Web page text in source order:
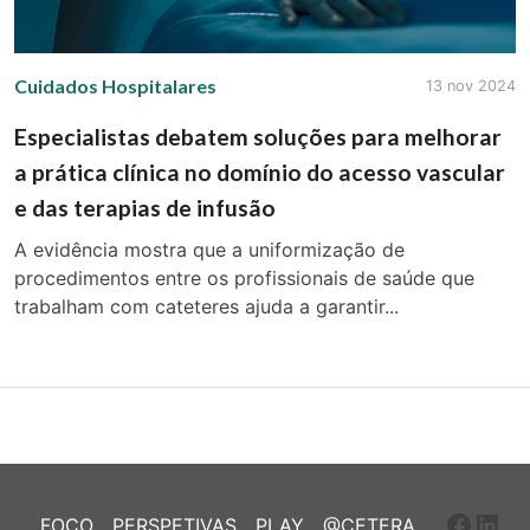
Cuidados Hospitalares 13 nov 2024
Especialistas debatem soluções para melhorar
a prática clínica no domínio do acesso vascular
e das terapias de infusão
A evidência mostra que a uniformização de
procedimentos entre os profissionais de saúde que
trabalham com cateteres ajuda a garantir...
FOCO PERSPETIVAS PLAY @CETERA